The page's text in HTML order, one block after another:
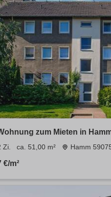
zum Mieten in
Zi. ca. 51,00 m² Hamm
€/m²